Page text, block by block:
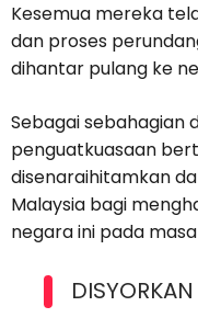
Kesemua mereka
dan proses
dihantar pulang ke
Sebagai sebahagian
penguatkuasaan
disenaraihitamkan
Malaysia bagi
negara ini pada
DISYORKAN